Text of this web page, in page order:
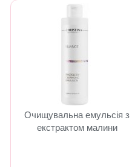
Очищувальна емульсія з
екстрактом малини